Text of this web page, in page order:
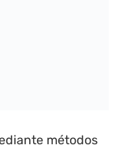
métodos